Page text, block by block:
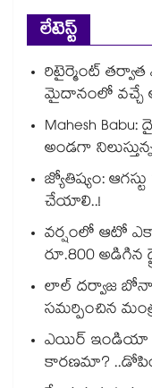
లేటెస్ట్
రిటైర్మెంట్
మైదానంలో వచ్చే
Mahesh
అండగా
జ్యోతిష్యం:
చేయాలి..!
వర్షంలో ఆటో
రూ.800
లాల్ దర్వాజ
సమర్పించిన
ఎయిర్ ఇండియా
కారణమా?